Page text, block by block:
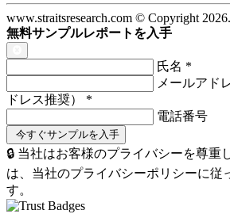
www.straitsresearch.com © Copyright 2026
無料サンプルレポートを入手
氏名 *
メールアド
ドレス推奨） *
電話番号
🔒 当社はお客様のプライバシーを尊重
は、当社のプライバシーポリシーに従
す。